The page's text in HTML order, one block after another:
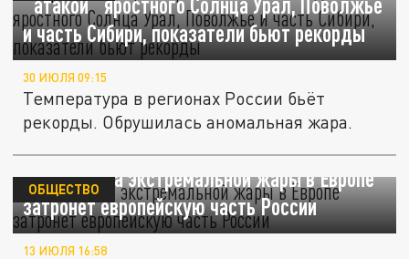
и часть Сибири, показатели бьют рекорды
30 ИЮЛЯ 09:15
Температура в регионах России бьёт
рекорды. Обрушилась аномальная жара.
Новая волна экстремальной жары в Европе
затронет европейскую часть России
ОБЩЕСТВО
13 ИЮЛЯ 16:58